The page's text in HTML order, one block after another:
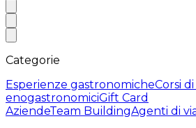
Categorie
Esperienze gastronomicheCorsi
enogastronomiciGift Card
AziendeTeam BuildingAgenti di